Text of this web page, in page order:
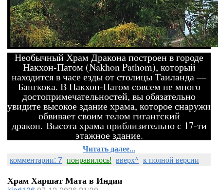
Необычный Храм Дракона построен в городе
Накхон-Патом (Nakhon Pathom), который
находится в часе езды от столицы Таиланда —
Бангкока. В Накхон-Патом совсем не много
достопримечательностей, вы обязательно
увидите высокое здание храма, которое снаружи
обвивает своим телом гигантский
дракон. Высота храма приблизительно с 17-ти
этажное здание.
Читать далее...
комментарии: 7 понравилось! вверх^ к полной версии
Храм Харшат Мата в Индии